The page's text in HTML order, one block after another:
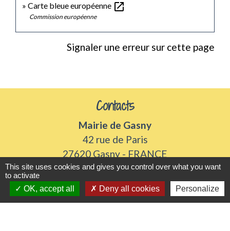
Carte bleue européenne open_in_new
Commission européenne
Signaler une erreur sur cette page
Contacts
Mairie de Gasny
42 rue de Paris
27620 Gasny - FRANCE
+33 2 32 77 54 50
Contact par formulaire
This site uses cookies and gives you control over what you want
to activate
OK, accept all
Deny all cookies Personalize